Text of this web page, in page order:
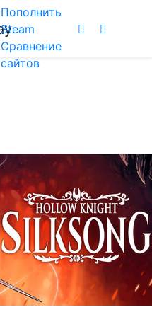
Пополнить
Steam
Сравнение
сайтов